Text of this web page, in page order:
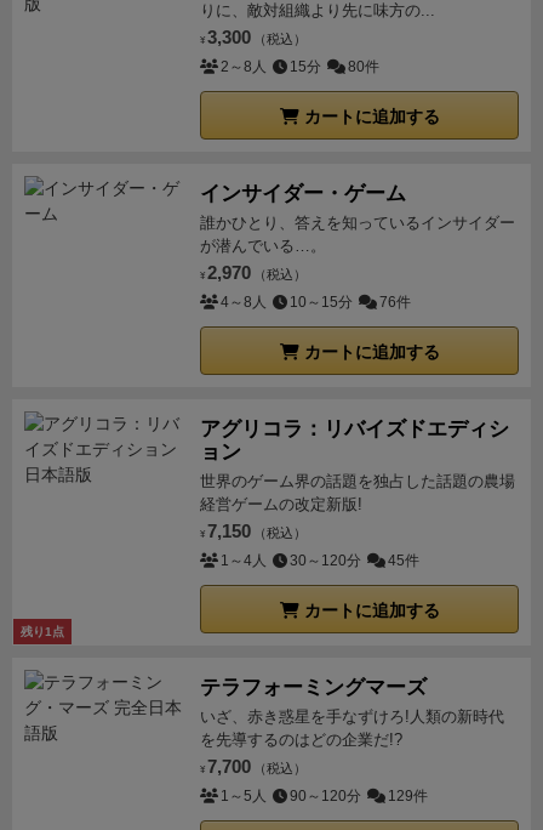
りに、敵対組織より先に味方の...
¥ 3,300 （税込）
2～8人 15分 80件
カートに追加する
インサイダー・ゲーム
誰かひとり、答えを知っているインサイダー
が潜んでいる…。
¥ 2,970 （税込）
4～8人 10～15分 76件
カートに追加する
残り1点
アグリコラ：リバイズドエディシ
ョン
世界のゲーム界の話題を独占した話題の農場
経営ゲームの改定新版!
¥ 7,150 （税込）
1～4人 30～120分 45件
カートに追加する
テラフォーミングマーズ
いざ、赤き惑星を手なずけろ!人類の新時代
を先導するのはどの企業だ!?
¥ 7,700 （税込）
1～5人 90～120分 129件